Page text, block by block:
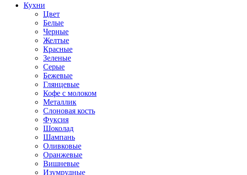
Кухни
Цвет
Белые
Черные
Желтые
Красные
Зеленые
Серые
Бежевые
Глянцевые
Кофе с молоком
Металлик
Слоновая кость
Фуксия
Шоколад
Шампань
Оливковые
Оранжевые
Вишневые
Изумрудные